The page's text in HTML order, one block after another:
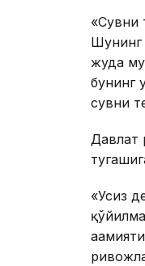
«Сувни
Шунинг
жуда
бунинг
сувни
Давлат
«Усиз